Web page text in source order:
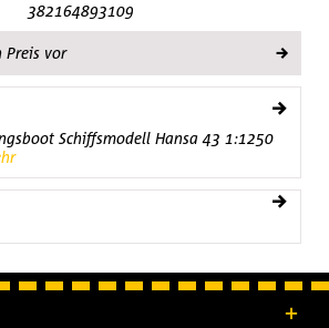
382164893109
Preis vor
Schiffsmodell Hansa 43 1:1250